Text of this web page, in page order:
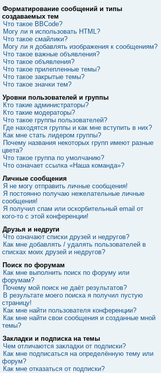
Форматирование сообщений и типы
создаваемых тем
Что такое BBCode?
Могу ли я использовать HTML?
Что такое смайлики?
Могу ли я добавлять изображения к сообщениям?
Что такое важные объявления?
Что такое объявления?
Что такое прилепленные темы?
Что такое закрытые темы?
Что такое значки тем?
Уровни пользователей и группы
Кто такие администраторы?
Кто такие модераторы?
Что такое группы пользователей?
Где находятся группы и как мне вступить в них?
Как мне стать лидером группы?
Почему названия некоторых групп имеют разные
цвета?
Что такое группа по умолчанию?
Что означает ссылка «Наша команда»?
Личные сообщения
Я не могу отправить личные сообщения!
Я постоянно получаю нежелательные личные
сообщения!
Я получил спам или оскорбительный email от
кого-то с этой конференции!
Друзья и недруги
Что означают списки друзей и недругов?
Как мне добавлять / удалять пользователей в
списках моих друзей и недругов?
Поиск по форумам
Как мне выполнить поиск по форуму или
форумам?
Почему мой поиск не даёт результатов?
В результате моего поиска я получил пустую
страницу!
Как мне найти пользователя конференции?
Как мне найти свои сообщения и созданные мной
темы?
Закладки и подписка на темы
Чем отличаются закладки от подписки?
Как мне подписаться на определённую тему или
форум?
Как мне отказаться от подписки?